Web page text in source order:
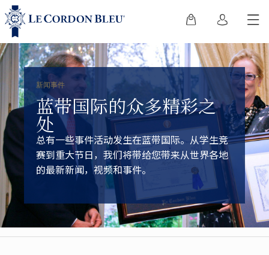
新闻事件
蓝带国际的众多精彩之
处
总有一些事件活动发生在蓝带国际。从学生竞
赛到重大节日，我们将带给您带来从世界各地
的最新新闻，视频和事件。